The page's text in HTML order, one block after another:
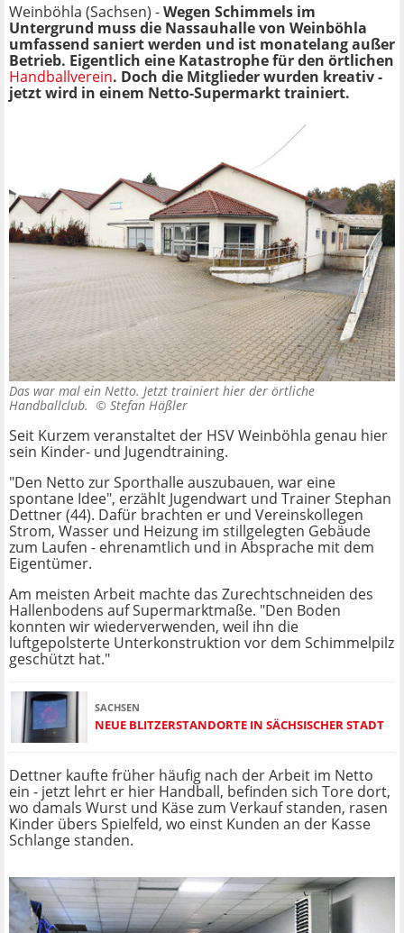
Weinböhla (Sachsen) -Wegen Schimmels im
Untergrund muss die Nassauhalle von Weinböhla
umfassend saniert werden und ist monatelang außer
Betrieb. Eigentlich eine Katastrophe für den örtlichen
Handballverein. Doch die Mitglieder wurden kreativ -
jetzt wird in einem Netto-Supermarkt trainiert.
Das war mal ein Netto. Jetzt trainiert hier der örtliche
Handballclub. © Stefan Häßler
Seit Kurzem veranstaltet der HSV Weinböhla genau hier
sein Kinder- und Jugendtraining.
"Den Netto zur Sporthalle auszubauen, war eine
spontane Idee", erzählt Jugendwart und Trainer Stephan
Dettner (44). Dafür brachten er und Vereinskollegen
Strom, Wasser und Heizung im stillgelegten Gebäude
zum Laufen - ehrenamtlich und in Absprache mit dem
Eigentümer.
Am meisten Arbeit machte das Zurechtschneiden des
Hallenbodens auf Supermarktmaße. "Den Boden
konnten wir wiederverwenden, weil ihn die
luftgepolsterte Unterkonstruktion vor dem Schimmelpilz
geschützt hat."
SACHSEN
NEUE BLITZERSTANDORTE IN SÄCHSISCHER STADT
Dettner kaufte früher häufig nach der Arbeit im Netto
ein - jetzt lehrt er hier Handball, befinden sich Tore dort,
wo damals Wurst und Käse zum Verkauf standen, rasen
Kinder übers Spielfeld, wo einst Kunden an der Kasse
Schlange standen.